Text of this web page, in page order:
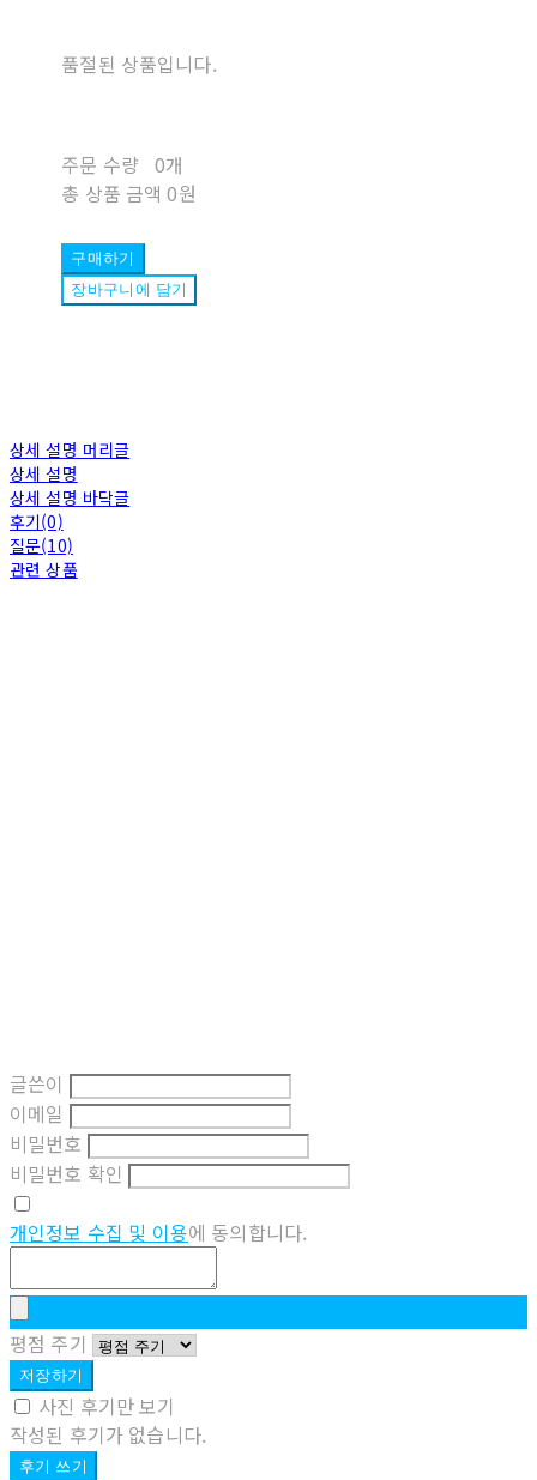
품절된 상품입니다.
주문 수량 0개
총 상품 금액 0원
구매하기
장바구니에 담기
상세 설명 머리글
상세 설명
상세 설명 바닥글
후기(0)
질문(10)
관련 상품
글쓴이
이메일
비밀번호
비밀번호 확인
개인정보 수집 및 이용에 동의합니다.
평점 주기
저장하기
사진 후기만 보기
작성된 후기가 없습니다.
후기 쓰기